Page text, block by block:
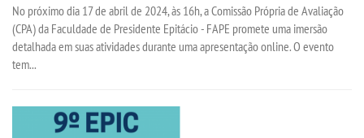
UNIESP NEWS
CERTIFICADOS
No próximo dia 17 de abril de 2024, às 16h, a Comissão Própria de Avaliação
(CPA) da Faculdade de Presidente Epitácio - FAPE promete uma imersão
detalhada em suas atividades durante uma apresentação online. O evento
tem...